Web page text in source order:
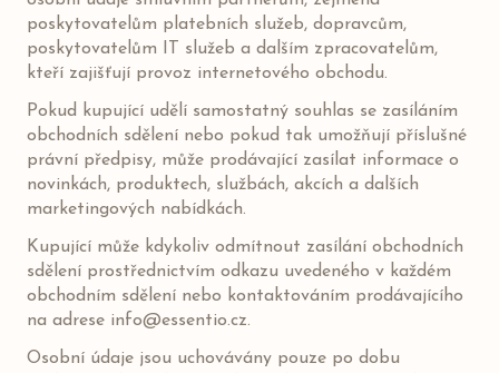
poskytovatelům platebních služeb, dopravcům,
poskytovatelům IT služeb a dalším zpracovatelům,
kteří zajišťují provoz internetového obchodu.
Pokud kupující udělí samostatný souhlas se zasíláním
obchodních sdělení nebo pokud tak umožňují příslušné
právní předpisy, může prodávající zasílat informace o
novinkách, produktech, službách, akcích a dalších
marketingových nabídkách.
Kupující může kdykoliv odmítnout zasílání obchodních
sdělení prostřednictvím odkazu uvedeného v každém
obchodním sdělení nebo kontaktováním prodávajícího
na adrese info@essentio.cz.
Osobní údaje jsou uchovávány pouze po dobu